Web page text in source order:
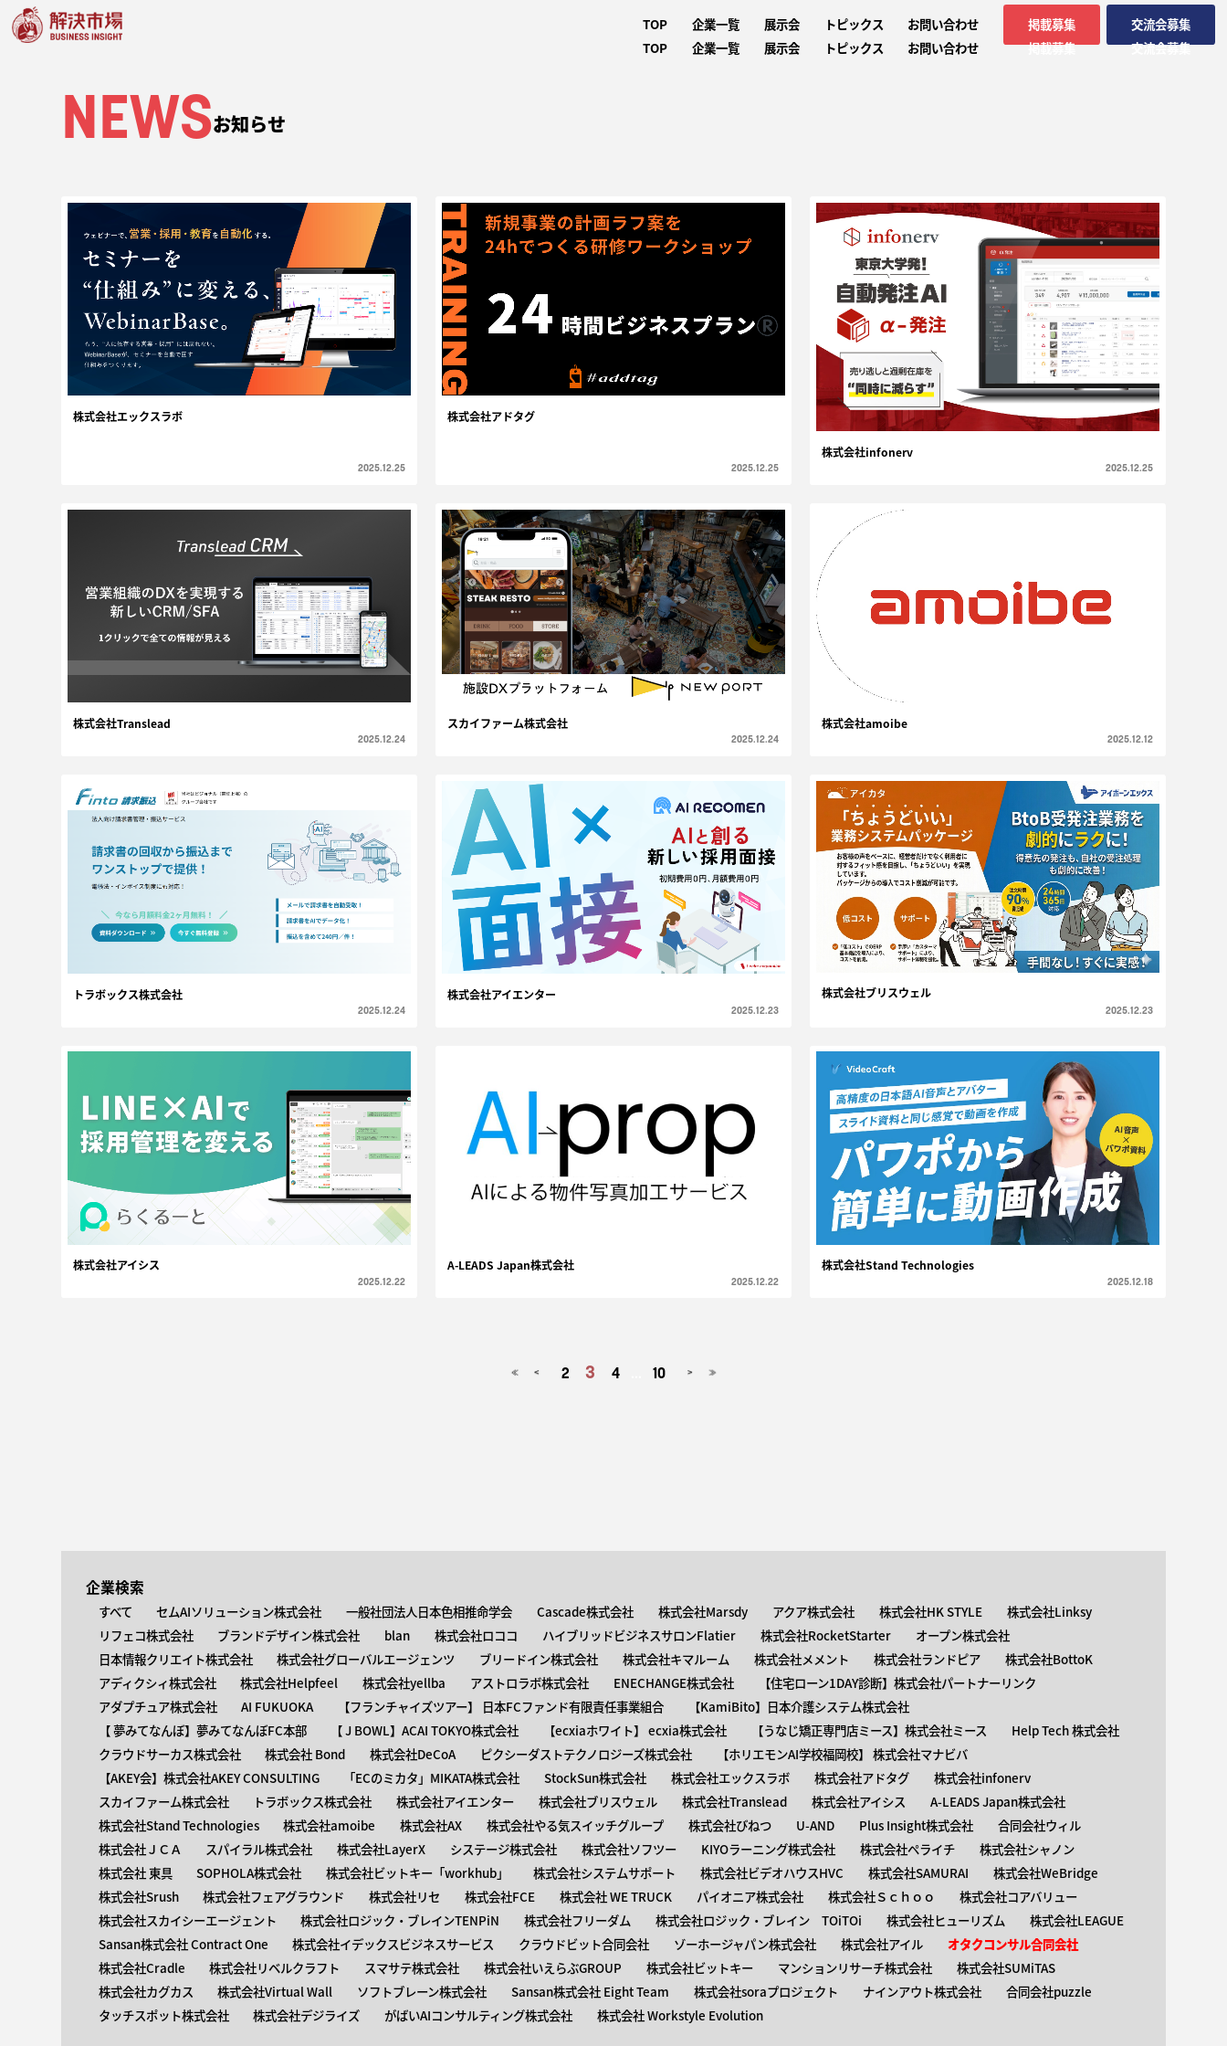
TOP
TOP
企業一覧
企業一覧
展示会
展示会
トピックス
トピックス
お問い合わせ
お問い合わせ
掲載募集
掲載募集
交流会募集
交流会募集
NEWSお知らせ
株式会社エックスラボ
2025.12.25
株式会社アドタグ
2025.12.25
株式会社infonerv
2025.12.25
株式会社Translead
2025.12.24
スカイファーム株式会社
2025.12.24
株式会社amoibe
2025.12.12
トラボックス株式会社
2025.12.24
株式会社アイエンター
2025.12.23
株式会社ブリスウェル
2025.12.23
株式会社アイシス
2025.12.22
A-LEADS Japan株式会社
2025.12.22
株式会社Stand Technologies
2025.12.18
≪ < 2 3 4 10 > ≫
企業検索
すべて セムAIソリューション株式会社 一般社団法人日本色相推命学会 Cascade株式会社 株式会社Marsdy アクア株式会社 株式会社HK STYLE
株式会社Linksy
リフェコ株式会社
ブランドデザイン株式会社 blan 株式会社ロココ ハイブリッドビジネスサロンFlatier 株式会社RocketStarter
オープン株式会社
日本情報クリエイト株式会社
株式会社グローバルエージェンツ ブリードイン株式会社 株式会社キマルーム 株式会社メメント 株式会社ランドピア
株式会社BottoK
アディクシィ株式会社
株式会社Helpfeel 株式会社yellba アストロラボ株式会社 ENECHANGE株式会社
【住宅ローン1DAY診断】株式会社パートナーリンク
アダプチュア株式会社
AI FUKUOKA 【​フランチャイズツアー】 日本FCファンド有限責任事業組合
【KamiBito​】日本介護システム株式会社
【 ​夢みてなんぼ】夢みてなんぼFC本部
【 ​J BOWL】ACAI TOKYO株式会社 【​ecxiaホワイト】 ecxia株式会社 【​うなじ矯正専門店ミース】株式会社ミース
Help Tech 株式会社
クラウドサーカス株式会社
株式会社 Bond 株式会社DeCoA ピクシーダストテクノロジーズ株式会社
【ホリエモンAI学校福岡校】 株式会社マナビバ
【AKEY会】株式会社AKEY CONSULTING
「ECのミカタ」MIKATA株式会社 StockSun株式会社 株式会社エックスラボ 株式会社アドタグ
株式会社infonerv
スカイファーム株式会社
トラボックス株式会社 株式会社アイエンター 株式会社ブリスウェル 株式会社Translead 株式会社アイシス
A-LEADS Japan株式会社
株式会社Stand Technologies
株式会社amoibe 株式会社AX 株式会社やる気スイッチグループ 株式会社びねつ U-AND Plus Insight株式会社
合同会社ウィル
株式会社ＪＣＡ
スパイラル株式会社 株式会社LayerX システージ株式会社 株式会社ソフツー KIYOラーニング株式会社 株式会社ペライチ
株式会社シャノン
株式会社 東具
SOPHOLA株式会社 株式会社ビットキー「workhub」 株式会社システムサポート 株式会社ビデオハウスHVC 株式会社SAMURAI
株式会社WeBridge
株式会社Srush
株式会社フェアグラウンド 株式会社リセ 株式会社FCE 株式会社 WE TRUCK パイオニア株式会社 株式会社Ｓｃｈｏｏ
株式会社コアバリュー
株式会社スカイシーエージェント
株式会社ロジック・ブレインTENPiN 株式会社フリーダム 株式会社ロジック・ブレイン TOiTOi 株式会社ヒューリズム
株式会社LEAGUE
Sansan株式会社 Contract One
株式会社イデックスビジネスサービス クラウドビット合同会社 ゾーホージャパン株式会社 株式会社アイル
オタクコンサル合同会社
株式会社Cradle
株式会社リベルクラフト スマサテ株式会社 株式会社いえらぶGROUP 株式会社ビットキー マンションリサーチ株式会社
株式会社SUMiTAS
株式会社カグカス
株式会社Virtual Wall ソフトブレーン株式会社 Sansan株式会社 Eight Team 株式会社soraプロジェクト ナインアウト株式会社
合同会社puzzle
タッチスポット株式会社
株式会社デジライズ がばいAIコンサルティング株式会社 株式会社 Workstyle Evolution